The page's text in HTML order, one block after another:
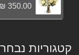
350.00 ₪
קטגוריות